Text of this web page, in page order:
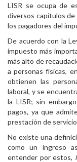
LISR se ocupa de
diversos capítulos
los pagadores del
De acuerdo con la
impuesto más
más alto de
a personas físicas,
obtienen las
laboral, y se
la LISR; sin
pagos, ya que
prestación de
No existe una
como un ingreso
entender por estos,